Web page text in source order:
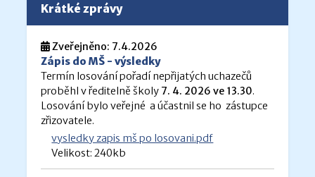
Krátké zprávy
Zveřejněno: 7.4.2026
Zápis do MŠ - výsledky
Termín losování pořadí nepřijatých uchazečů
proběhl v ředitelně školy 7. 4. 2026 ve 13.30.
Losování bylo veřejné a účastnil se ho zástupce
zřizovatele.
vysledky zapis mš po losovani.pdf
Velikost: 240kb